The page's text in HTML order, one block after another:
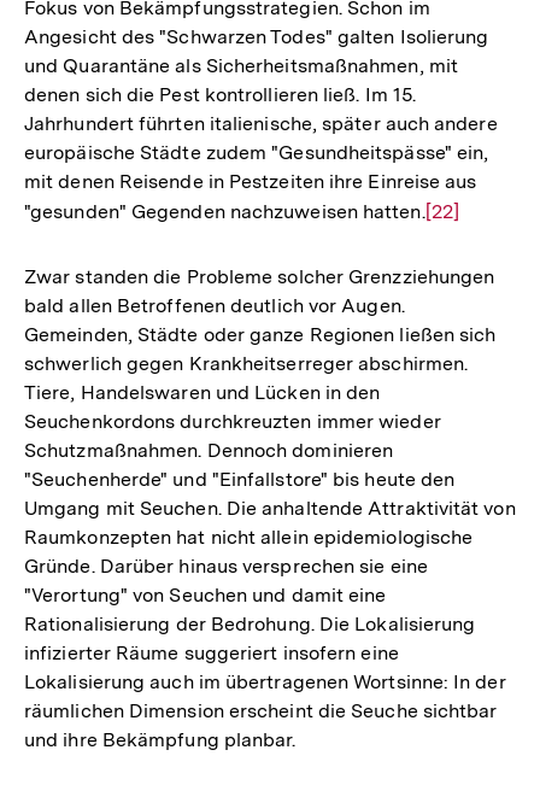
Fokus von Bekämpfungsstrategien. Schon im
Angesicht des "Schwarzen Todes" galten Isolierung
und Quarantäne als Sicherheitsmaßnahmen, mit
denen sich die Pest kontrollieren ließ. Im 15.
Jahrhundert führten italienische, später auch andere
europäische Städte zudem "Gesundheitspässe" ein,
mit denen Reisende in Pestzeiten ihre Einreise aus
"gesunden" Gegenden nachzuweisen hatten.Zur
der
[22]
Zwar standen die Probleme solcher Grenzziehungen
bald allen Betroffenen deutlich vor Augen.
Gemeinden, Städte oder ganze Regionen ließen sich
schwerlich gegen Krankheitserreger abschirmen.
Tiere, Handelswaren und Lücken in den
Seuchenkordons durchkreuzten immer wieder
Schutzmaßnahmen. Dennoch dominieren
"Seuchenherde" und "Einfallstore" bis heute den
Umgang mit Seuchen. Die anhaltende Attraktivität von
Raumkonzepten hat nicht allein epidemiologische
Gründe. Darüber hinaus versprechen sie eine
"Verortung" von Seuchen und damit eine
Rationalisierung der Bedrohung. Die Lokalisierung
infizierter Räume suggeriert insofern eine
Lokalisierung auch im übertragenen Wortsinne: In der
räumlichen Dimension erscheint die Seuche sichtbar
und ihre Bekämpfung planbar.